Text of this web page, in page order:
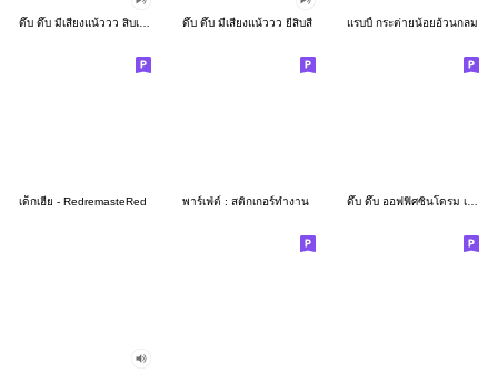
ดึ๊บ ดึ๊บ มีเสียงแน้ววว ยี่สิบสี่ แรบบี้ กระต่ายน้อยอ้วนกลม
เด็กเฮีย - RedremasteRed พาร์เฟ่ต์ : สติกเกอร์ทำงาน ดึ๊บ ดึ๊บ ออฟฟิศซินโดรม เจ็ด